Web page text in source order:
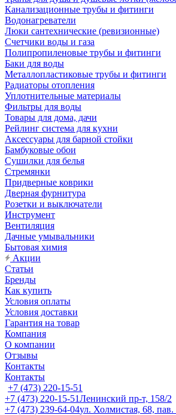
Канализационные трубы и фитинги
Водонагреватели
Люки сантехнические (ревизионные)
Счетчики воды и газа
Полипропиленовые трубы и фитинги
Баки для воды
Металлопластиковые трубы и фитинги
Радиаторы отопления
Уплотнительные материалы
Фильтры для воды
Товары для дома, дачи
Рейлинг система для кухни
Аксессуары для барной стойки
Бамбуковые обои
Сушилки для белья
Стремянки
Придверные коврики
Дверная фурнитура
Розетки и выключатели
Инструмент
Вентиляция
Дачные умывальники
Бытовая химия
Акции
Статьи
Бренды
Как купить
Условия оплаты
Условия доставки
Гарантия на товар
Компания
О компании
Отзывы
Контакты
Контакты
+7 (473) 220-15-51
+7 (473) 220-15-51Ленинский пр-т, 158/2
+7 (473) 239-64-04ул. Холмистая, 68, пав.